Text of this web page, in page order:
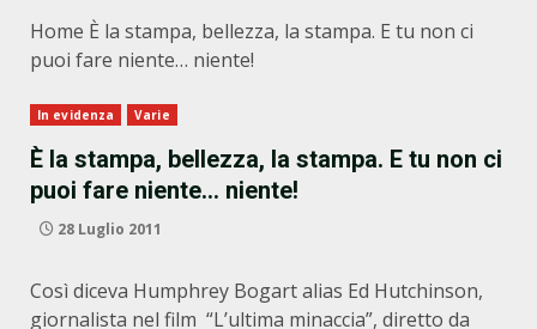
Home È la stampa, bellezza, la stampa. E tu non ci
puoi fare niente… niente!
In evidenza Varie
È la stampa, bellezza, la stampa. E tu non ci
puoi fare niente… niente!
28 Luglio 2011
Così diceva Humphrey Bogart alias Ed Hutchinson,
giornalista nel film “L’ultima minaccia”, diretto da